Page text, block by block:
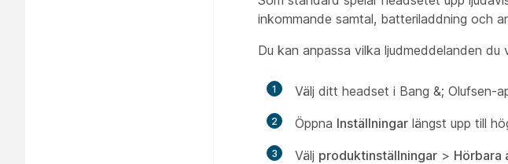
inkommande samtal, batteriladdning och
Du kan anpassa vilka ljudmeddelanden du
1 Välj ditt headset i Bang &; Olufsen-
2 Öppna Inställningar längst upp till
3 Välj produktinställningar > Hörbara